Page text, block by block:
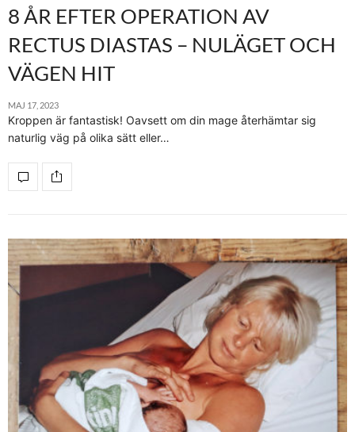
8 ÅR EFTER OPERATION AV
RECTUS DIASTAS – NULÄGET OCH
VÄGEN HIT
MAJ 17, 2023
Kroppen är fantastisk! Oavsett om din mage återhämtar sig
naturlig väg på olika sätt eller…